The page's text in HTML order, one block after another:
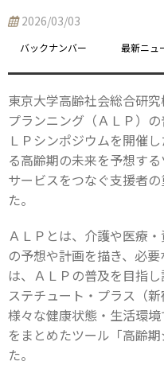
2026/03/03
バックナンバー 最新ニュ
東京大学高齢社会総合研
プランニング（ＡＬＰ）
ＬＰシンポジウムを開催
る高齢期の未来を予想す
サービスをつなぐ支援者
た。
ＡＬＰとは、介護や医療
の予想や計画を描き、必
は、ＡＬＰの普及を目指
ステチュート・プラス（
様々な健康状態・生活環
をまとめたツール「高齢
た。